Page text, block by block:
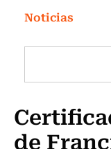
Investigación
Cultura
Programas
Noticias
de